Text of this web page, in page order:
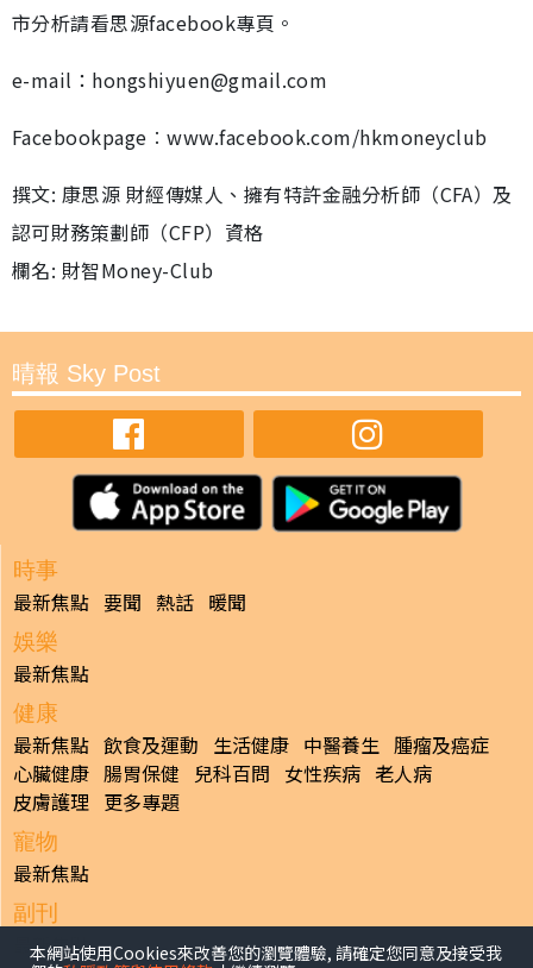
市分析請看思源facebook專頁。
e-mail：hongshiyuen@gmail.com
Facebookpage︰www.facebook.com/hkmoneyclub
撰文: 康思源 財經傳媒人、擁有特許金融分析師（CFA）及
認可財務策劃師（CFP）資格
欄名: 財智Money-Club
晴報 Sky Post
時事
最新焦點 要聞 熱話 暖聞
娛樂
最新焦點
健康
最新焦點 飲食及運動 生活健康 中醫養生 腫瘤及癌症
心臟健康 腸胃保健 兒科百問 女性疾病 老人病
皮膚護理 更多專題
寵物
最新焦點
副刊
最新焦點
本網站使用Cookies來改善您的瀏覽體驗, 請確定您同意及接受我